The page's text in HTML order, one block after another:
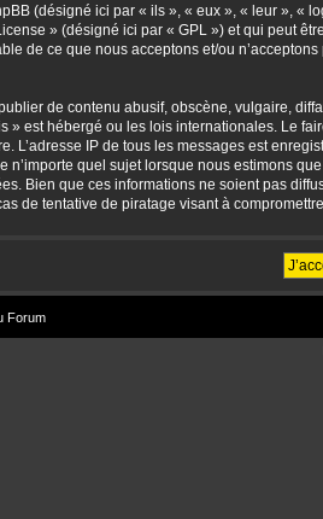
(désigné ici par « ils », « eux », « leur », «
» (désigné ici par « GPL ») et qui peut
de ce que nous acceptons et/ou
de contenu abusif, obscène, vulgaire,
» est hébergé ou les lois internationales. Le
L’adresse IP de tous les messages est
n’importe quel sujet lorsque nous estimons
Bien que ces informations ne soient pas
de tentative de piratage visant à
Forum